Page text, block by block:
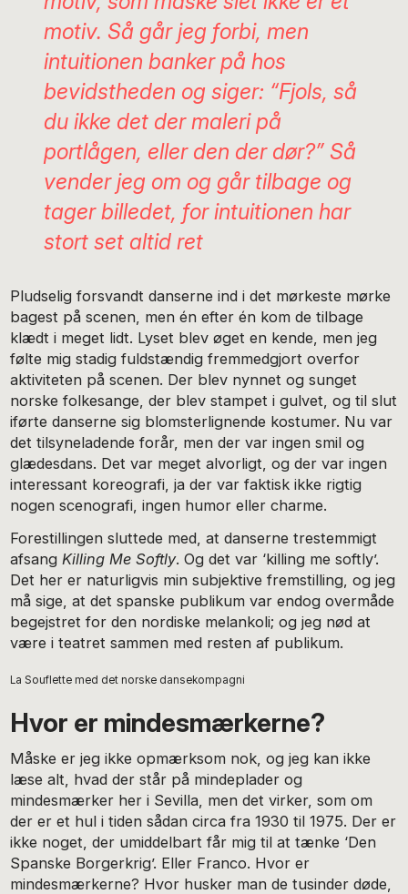
motiv. Så går jeg forbi, men
intuitionen banker på hos
bevidstheden og siger: “Fjols, så
du ikke det der maleri på
portlågen, eller den der dør?” Så
vender jeg om og går tilbage og
tager billedet, for intuitionen har
stort set altid ret
Pludselig forsvandt danserne ind i det mørkeste mørke
bagest på scenen, men én efter én kom de tilbage
klædt i meget lidt. Lyset blev øget en kende, men jeg
følte mig stadig fuldstændig fremmedgjort overfor
aktiviteten på scenen. Der blev nynnet og sunget
norske folkesange, der blev stampet i gulvet, og til slut
iførte danserne sig blomsterlignende kostumer. Nu var
det tilsyneladende forår, men der var ingen smil og
glædesdans. Det var meget alvorligt, og der var ingen
interessant koreografi, ja der var faktisk ikke rigtig
nogen scenografi, ingen humor eller charme.
Forestillingen sluttede med, at danserne trestemmigt
afsangKilling MeSoftly. Og det var ‘killing me softly’.
Det her er naturligvis min subjektive fremstilling, og jeg
må sige, at det spanske publikum var endog overmåde
begejstret for den nordiske melankoli; og jeg nød at
være i teatret sammen med resten af publikum.
La Souflette med det norske dansekompagni
Hvor er mindesmærkerne?
Måske er jeg ikke opmærksom nok, og jeg kan ikke
læse alt, hvad der står på mindeplader og
mindesmærker her i Sevilla, men det virker, som om
der er et hul i tiden sådan circa fra 1930 til 1975. Der er
ikke noget, der umiddelbart får mig til at tænke ‘Den
Spanske Borgerkrig’. Eller Franco. Hvor er
mindesmærkerne? Hvor husker man de tusinder døde,